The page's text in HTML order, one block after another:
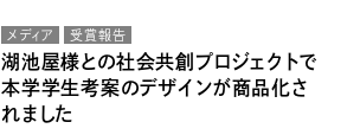
メディア 受賞報告
湖池屋様との社会共創プロジェクトで
本学学生考案のデザインが商品化さ
れました